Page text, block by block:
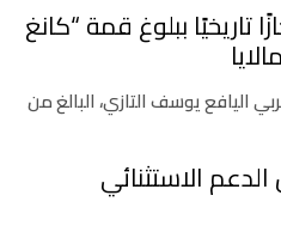
تاريخيًا ببلوغ قمة “كانغ
اليافع يوسف التازي، البالغ من
الاستثنائي